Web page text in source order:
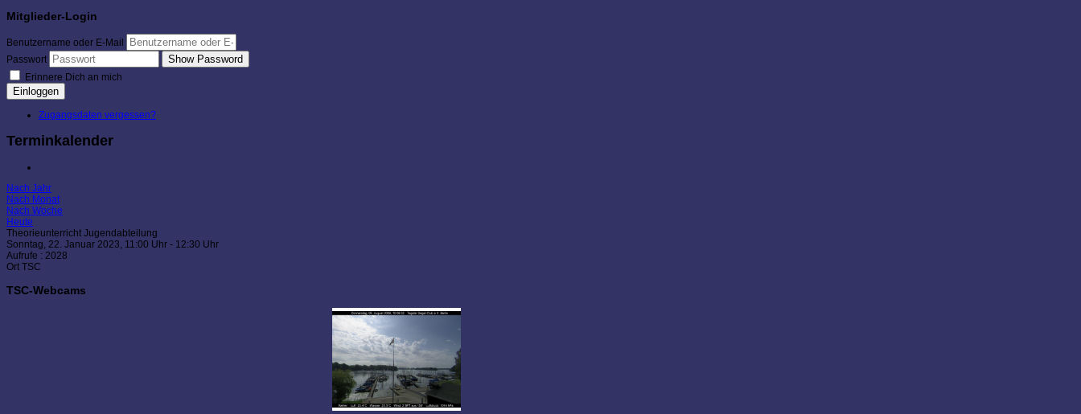
Mitglieder-Login
Benutzername oder E-Mail
Passwort
Show Password
Erinnere Dich an mich
Einloggen
Zugangsdaten vergessen?
Terminkalender
Nach Jahr
Nach Monat
Nach Woche
Heute
Theorieunterricht Jugendabteilung
Sonntag, 22. Januar 2023, 11:00 Uhr - 12:30 Uhr
Aufrufe : 2028
Ort TSC
TSC-Webcams